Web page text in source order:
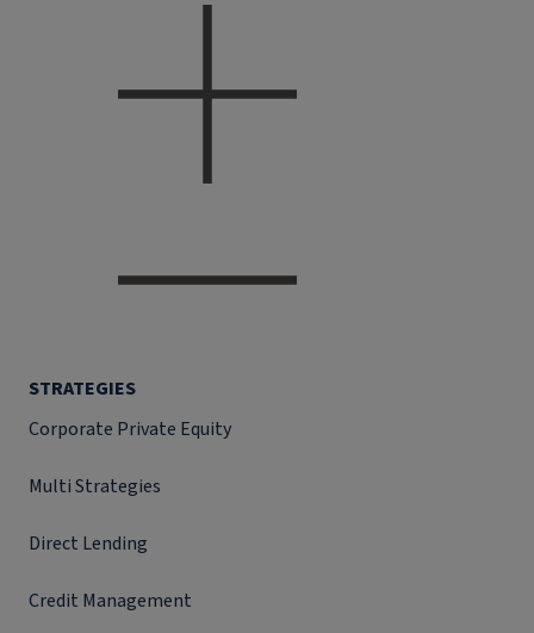
STRATEGIES
Corporate Private Equity
Multi Strategies
Direct Lending
Credit Management